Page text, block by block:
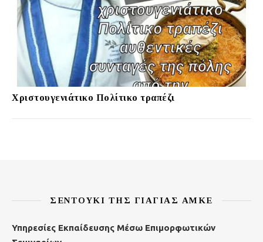
Χριστουγενιάτικο Πολίτικο τραπέζι
ΣΕΝΤΟΎΚΙ ΤΗΣ ΓΙΑΓΙΆΣ ΑΜΚΕ
Υπηρεσίες Εκπαίδευσης Μέσω Επιμορφωτικών